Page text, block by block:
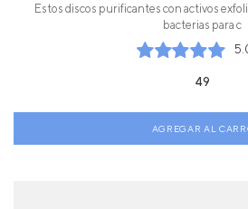
Estos discos purificantes con activos
bacterias para c
49
AGREGAR AL